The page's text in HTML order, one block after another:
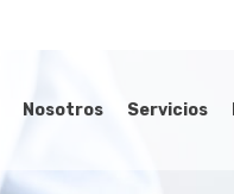
Nosotros Servicios